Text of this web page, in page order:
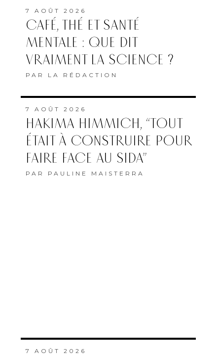
7 AOÛT 2026
CAFÉ, THÉ ET SANTÉ
MENTALE : QUE DIT
VRAIMENT LA SCIENCE ?
PAR LA RÉDACTION
7 AOÛT 2026
HAKIMA HIMMICH, “TOUT
ÉTAIT À CONSTRUIRE POUR
FAIRE FACE AU SIDA”
PAR PAULINE MAISTERRA
7 AOÛT 2026